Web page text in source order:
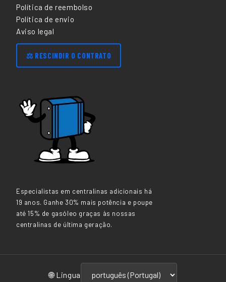
Política de reembolso
Política de envio
Aviso legal
⚖️ RESCINDIR O CONTRATO
Especialistas em centralinas adicionais há
19 anos. Ganhe 30% mais potência e poupe
até 15% de gasóleo graças às nossas
centralinas de última geração.
🌐 Lingua